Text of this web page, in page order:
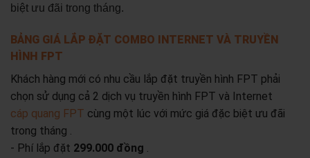
biệt ưu đãi trong tháng.
BẢNG GIÁ LẮP ĐẶT COMBO INTERNET VÀ TRUYỀN
HÌNH FPT
Khách hàng mới có nhu cầu lắp đặt truyền hình FPT phải
chọn sử dụng cả 2 dịch vụ truyền hình FPT và Internet
cáp quang FPT cùng một lúc với mức giá đặc biệt ưu đãi
trong tháng .
- Phí lắp đặt 299.000 đồng .